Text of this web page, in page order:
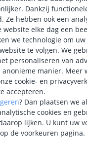
producten
Dankzij
Ze hebben ook een
website elke dag een
we technologie om
te volgen. We
personaliseren van
anonieme manier. Meer
cookie- en
accepteren.
? Dan plaatsen we
cookies en
lijken. U kunt uw
de voorkeuren pagina.